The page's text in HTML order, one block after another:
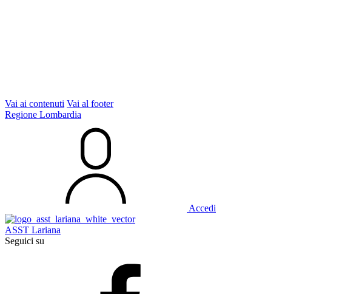
Vai ai contenuti Vai al footer
Regione Lombardia
Accedi
ASST Lariana
Seguici su